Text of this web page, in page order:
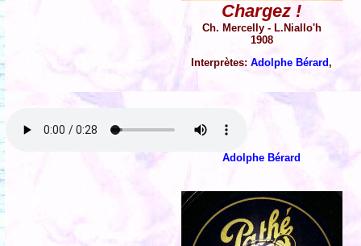
Chargez !
Ch. Mercelly - L.Niallo'h
1908
Interprètes:Adolphe Bérard,
Adolphe Bérard